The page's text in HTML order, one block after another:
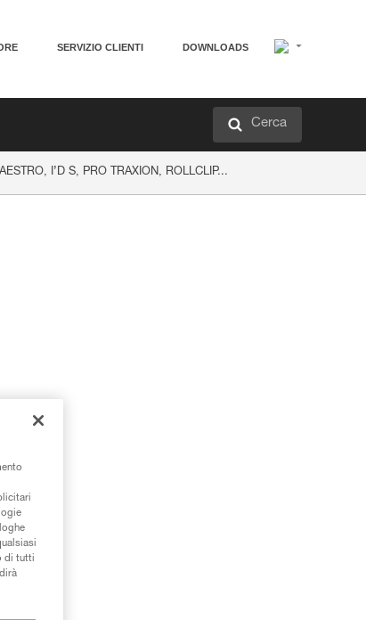
SERVIZIO CLIENTI DOWNLOADS
Cerca
I’D S, PRO TRAXION, ROLLCLIP...
di tutti